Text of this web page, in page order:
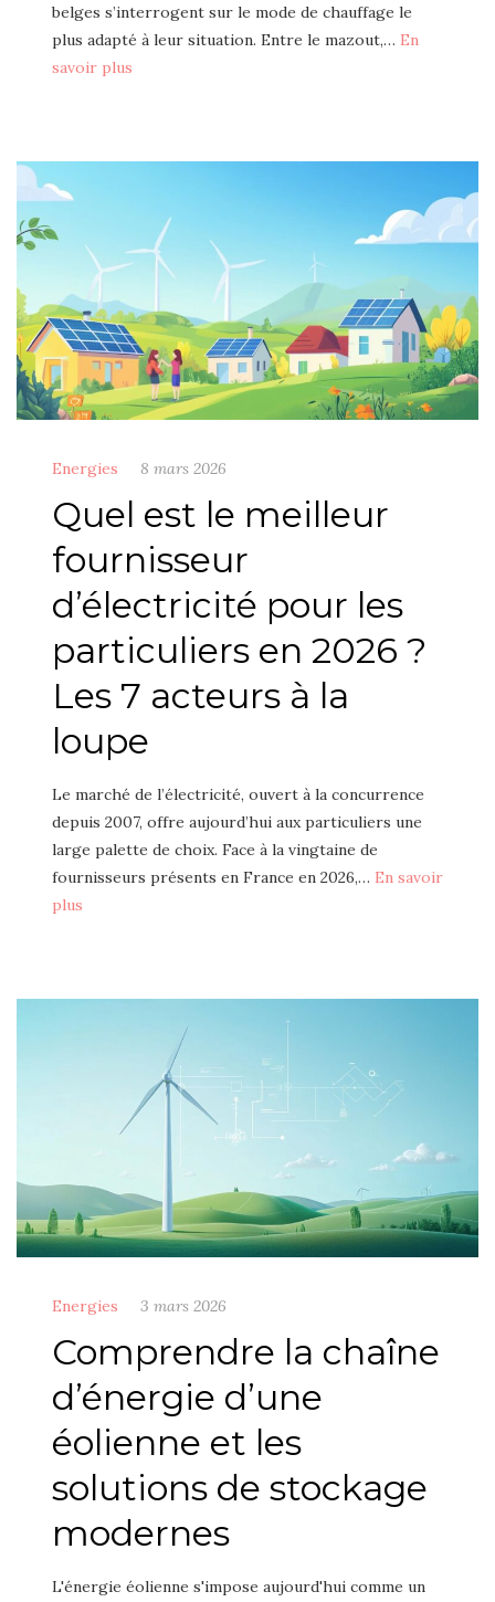
belges s’interrogent sur le mode de chauffage le
plus adapté à leur situation. Entre le mazout,… En
savoir plus
Energies 8 mars 2026
Quel est le meilleur
fournisseur
d’électricité pour les
particuliers en 2026 ?
Les 7 acteurs à la
loupe
Le marché de l’électricité, ouvert à la concurrence
depuis 2007, offre aujourd’hui aux particuliers une
large palette de choix. Face à la vingtaine de
fournisseurs présents en France en 2026,… En savoir
plus
Energies 3 mars 2026
Comprendre la chaîne
d’énergie d’une
éolienne et les
solutions de stockage
modernes
L'énergie éolienne s'impose aujourd'hui comme un